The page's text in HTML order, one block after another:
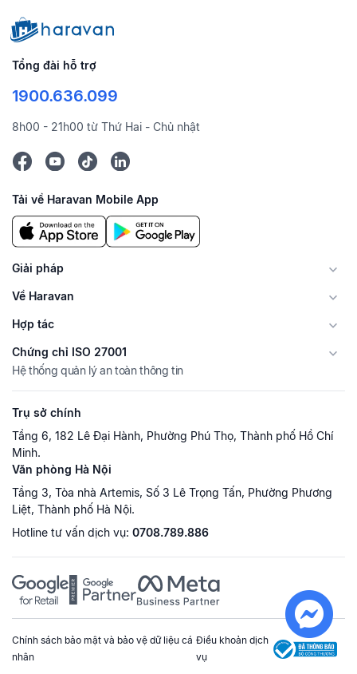
Tổng đài hỗ trợ
1900.636.099
8h00 - 21h00 từ Thứ Hai - Chủ nhật
Tải về Haravan Mobile App
Giải pháp
Về Haravan
Hợp tác
Chứng chỉ ISO 27001
Hệ thống quản lý an toàn thông tin
Trụ sở chính
Tầng 6, 182 Lê Đại Hành, Phường Phú Thọ, Thành phố Hồ Chí
Minh.
Văn phòng Hà Nội
Tầng 3, Tòa nhà Artemis, Số 3 Lê Trọng Tấn, Phường Phương
Liệt, Thành phố Hà Nội.
Hotline tư vấn dịch vụ: 0708.789.886
Chính sách bảo mật và bảo vệ dữ liệu cá
nhân
Điều khoản dịch
vụ